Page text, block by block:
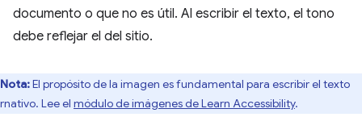
documento o que no es útil. Al escribir el texto, el tono
debe reflejar el del sitio.
Nota:El propósito de la imagen es fundamental para escribir el texto
Lee el módulo de imágenes de Learn Accessibility.